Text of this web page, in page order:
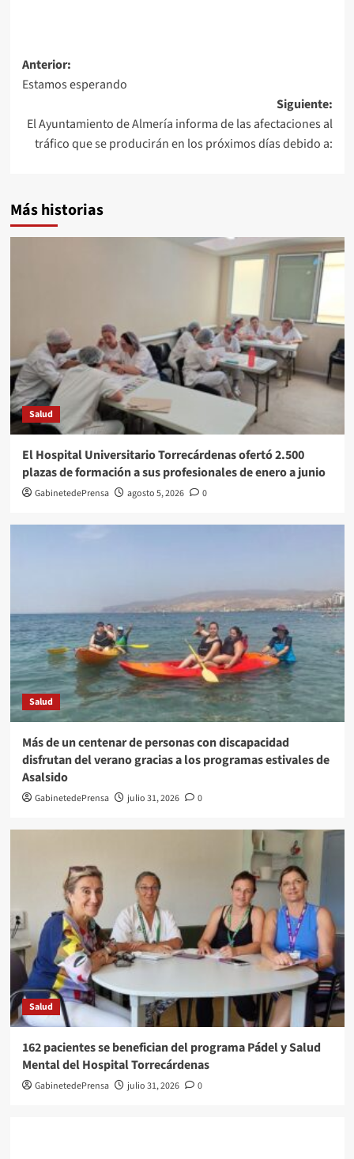
Navegación
de
entradas
Anterior:
Estamos esperando
Siguiente:
El Ayuntamiento de Almería informa de las afectaciones al
tráfico que se producirán en los próximos días debido a:
Más historias
Salud
El Hospital Universitario Torrecárdenas ofertó 2.500
plazas de formación a sus profesionales de enero a junio
GabinetedePrensa agosto 5, 2026 0
Salud
Más de un centenar de personas con discapacidad
disfrutan del verano gracias a los programas estivales de
Asalsido
GabinetedePrensa julio 31, 2026 0
Salud
162 pacientes se benefician del programa Pádel y Salud
Mental del Hospital Torrecárdenas
GabinetedePrensa julio 31, 2026 0